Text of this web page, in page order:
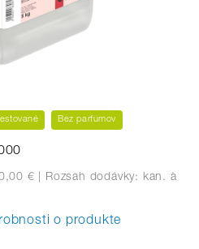
Bez parfumov
€ | Rozsah dodávky: kan. à
o produkte